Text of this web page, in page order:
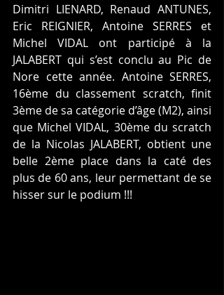
Dimitri LIENARD, Renaud ANTUNES,
Eric REIGNIER, Antoine SERRES et
Michel VIDAL ont participé à la
JALABERT qui s’est conclu au Pic de
Nore cette année. Antoine SERRES,
16ème du classement scratch, finit
3ème de sa catégorie d’âge (M2), ainsi
que Michel VIDAL, 30ème du scratch
de la Nicolas JALABERT, obtient une
belle 2ème place dans la caté des
plus de 60 ans, leur permettant de se
hisser sur le podium !!!